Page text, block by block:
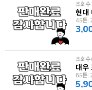
조회수
현대
4.5톤
조회수
대우
6.5톤